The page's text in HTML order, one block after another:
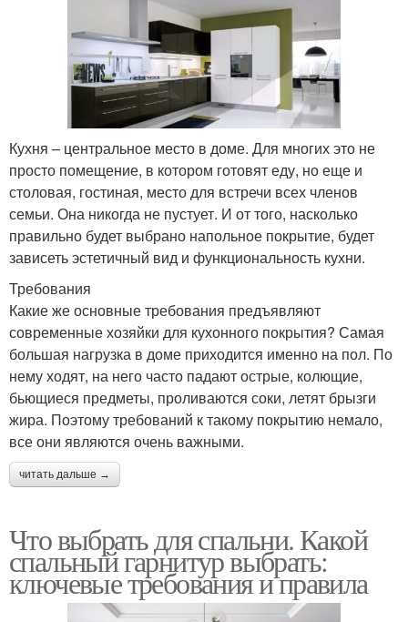
Кухня – центральное место в доме. Для многих это не
просто помещение, в котором готовят еду, но еще и
столовая, гостиная, место для встречи всех членов
семьи. Она никогда не пустует. И от того, насколько
правильно будет выбрано напольное покрытие, будет
зависеть эстетичный вид и функциональность кухни.
Требования
Какие же основные требования предъявляют
современные хозяйки для кухонного покрытия? Самая
большая нагрузка в доме приходится именно на пол. По
нему ходят, на него часто падают острые, колющие,
бьющиеся предметы, проливаются соки, летят брызги
жира. Поэтому требований к такому покрытию немало,
все они являются очень важными.
читать дальше →
Что выбрать для спальни. Какой
спальный гарнитур выбрать:
ключевые требования и правила